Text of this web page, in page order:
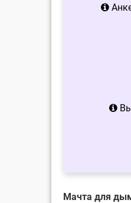
Мачта для